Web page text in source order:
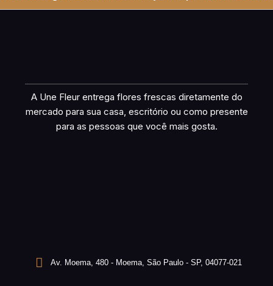
A Une Fleur entrega flores frescas diretamente do
mercado para sua casa, escritório ou como presente
para as pessoas que você mais gosta.
Av. Moema, 480 - Moema, São Paulo - SP, 04077-021